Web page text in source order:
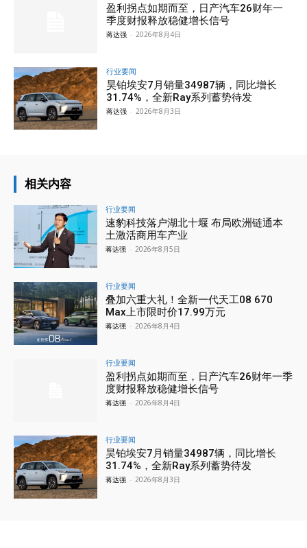
盈利拐点如期而至，日产汽车26财年一
季度财报释放稳健增长信号
蒋达强 - 2026年8月4日
行业要闻
昊铂埃安7月销量34987辆，同比增长
31.74%，全新Ray系列蓄势待发
蒋达强 - 2026年8月3日
相关内容
行业要闻
速豹科技落户湖北十堰 布局欧洲链通本
土激活商用车产业
蒋达强 - 2026年8月5日
行业要闻
叠加六重大礼！全新一代天工08 670
Max上市限时价17.99万元
蒋达强 - 2026年8月4日
行业要闻
盈利拐点如期而至，日产汽车26财年一季
度财报释放稳健增长信号
蒋达强 - 2026年8月4日
行业要闻
昊铂埃安7月销量34987辆，同比增长
31.74%，全新Ray系列蓄势待发
蒋达强 - 2026年8月3日